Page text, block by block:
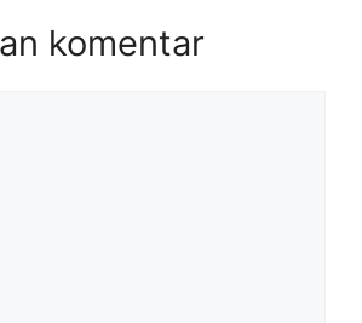
komentar